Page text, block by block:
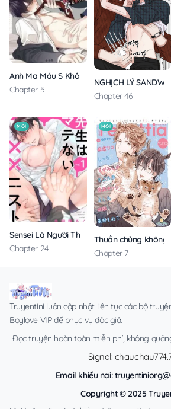
Anh Ma Máu S Không Cho Tôi Ngủ Yên
Chapter 5
NGHỊCH LÝ
Chapter 46
MỚI
Sensei Là Người Thích Chơi Mông
Chapter 24
MỚI
Thuần chủng không
Chapter 7
Truyentini luôn cập nhật liên tục các bộ
Boylove VIP để phục vụ độc giả.
Đọc truyện hoàn toàn miễn phí, không
Signal:
Email khiếu nại:
Copyright © 2025